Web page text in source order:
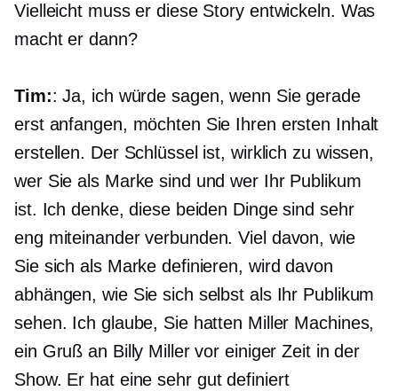
Vielleicht muss er diese Story entwickeln. Was
macht er dann?
Tim:: Ja, ich würde sagen, wenn Sie gerade
erst anfangen, möchten Sie Ihren ersten Inhalt
erstellen. Der Schlüssel ist, wirklich zu wissen,
wer Sie als Marke sind und wer Ihr Publikum
ist. Ich denke, diese beiden Dinge sind sehr
eng miteinander verbunden. Viel davon, wie
Sie sich als Marke definieren, wird davon
abhängen, wie Sie sich selbst als Ihr Publikum
sehen. Ich glaube, Sie hatten Miller Machines,
ein Gruß an Billy Miller vor einiger Zeit in der
Show. Er hat eine sehr gut definiert